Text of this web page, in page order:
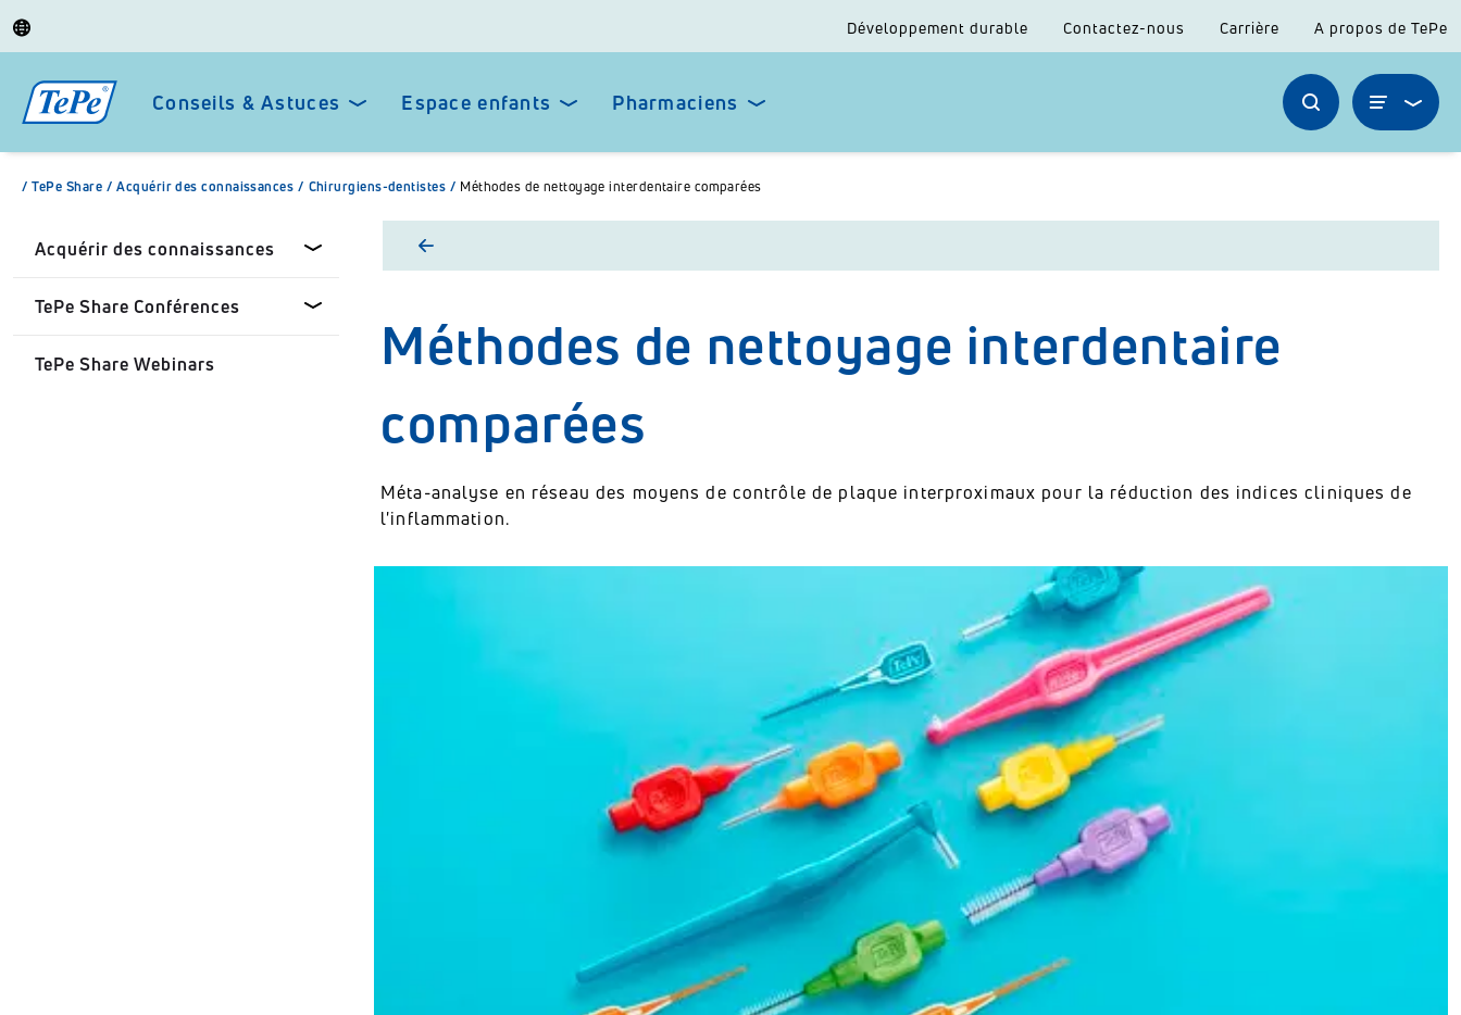
Développement durable Contactez-nous Carrière A propos de TePe
Conseils & Astuces Espace enfants Pharmaciens
/ TePe Share / Acquérir des connaissances / Chirurgiens-dentistes / Méthodes de nettoyage interdentaire comparées
Acquérir des connaissances
TePe Share Conférences
TePe Share Webinars
Méthodes de nettoyage interdentaire
comparées
Méta-analyse en réseau des moyens de contrôle de plaque interproximaux pour la réduction des indices cliniques de
l'inflammation.